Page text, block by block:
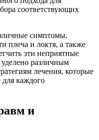
соответствующих
симптомы,
плеча и локтя, а также
эти неприятные
различным
лечения, которые
каждого
и